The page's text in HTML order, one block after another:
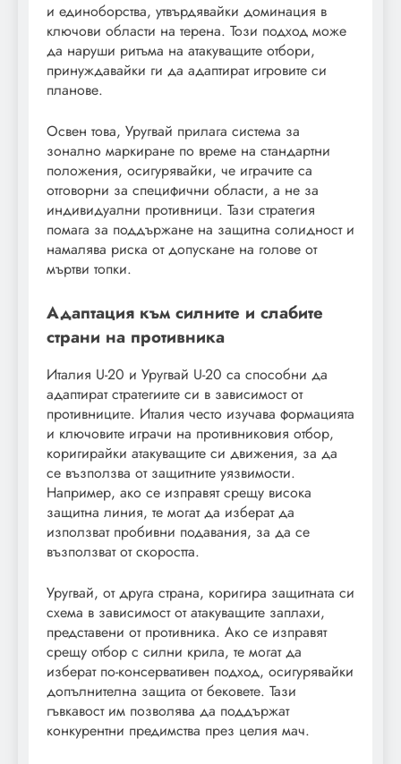
и единоборства, утвърдявайки доминация в
ключови области на терена. Този подход може
да наруши ритъма на атакуващите отбори,
принуждавайки ги да адаптират игровите си
планове.
Освен това, Уругвай прилага система за
зонално маркиране по време на стандартни
положения, осигурявайки, че играчите са
отговорни за специфични области, а не за
индивидуални противници. Тази стратегия
помага за поддържане на защитна солидност и
намалява риска от допускане на голове от
мъртви топки.
Адаптация към силните и слабите
страни на противника
Италия U-20 и Уругвай U-20 са способни да
адаптират стратегиите си в зависимост от
противниците. Италия често изучава формацията
и ключовите играчи на противниковия отбор,
коригирайки атакуващите си движения, за да
се възползва от защитните уязвимости.
Например, ако се изправят срещу висока
защитна линия, те могат да изберат да
използват пробивни подавания, за да се
възползват от скоростта.
Уругвай, от друга страна, коригира защитната си
схема в зависимост от атакуващите заплахи,
представени от противника. Ако се изправят
срещу отбор с силни крила, те могат да
изберат по-консервативен подход, осигурявайки
допълнителна защита от бековете. Тази
гъвкавост им позволява да поддържат
конкурентни предимства през целия мач.